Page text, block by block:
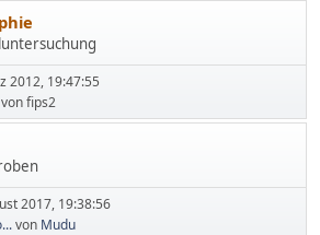
2012, 19:47:55
von fips2
2017, 19:38:56
von Mudu